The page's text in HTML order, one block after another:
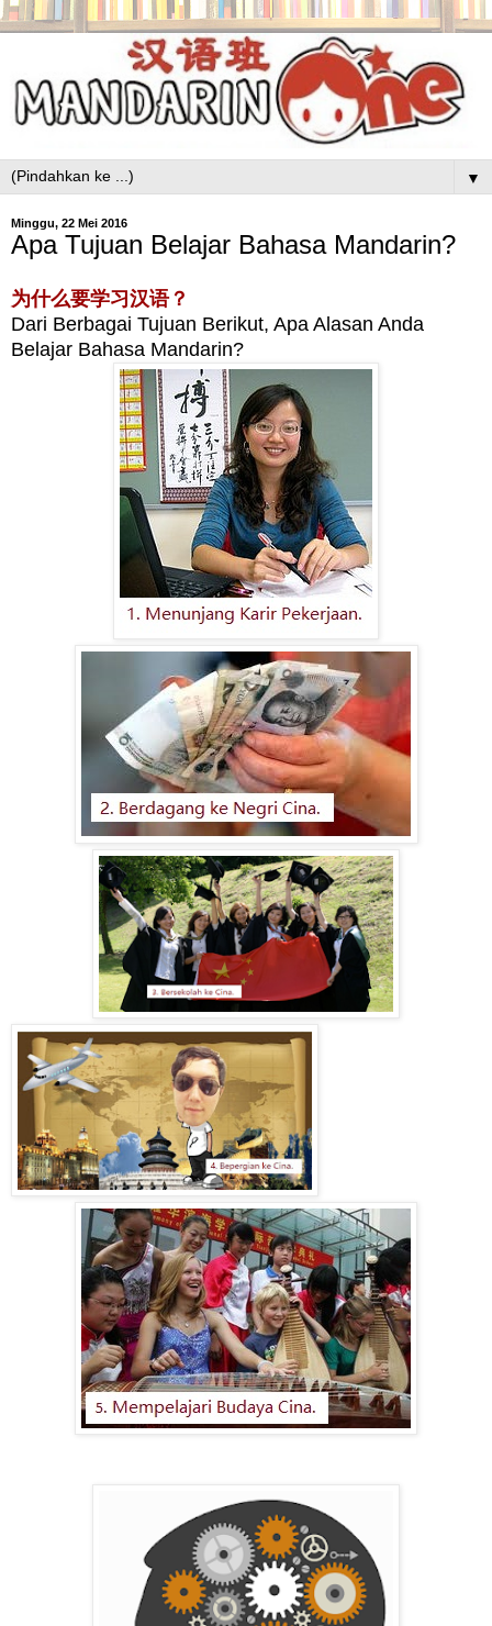
▼
Minggu, 22 Mei 2016
Apa Tujuan Belajar Bahasa Mandarin?
为什么要学习汉语？
Dari Berbagai Tujuan Berikut, Apa Alasan Anda
Belajar Bahasa Mandarin?